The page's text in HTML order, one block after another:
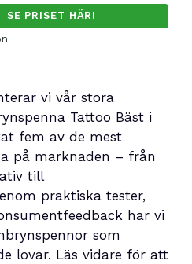
SE PRISET HÄR!
vi vår stora
Tattoo Bäst i
fem av de mest
på marknaden – från
till
praktiska tester,
har vi
som
lovar. Läs vidare för att